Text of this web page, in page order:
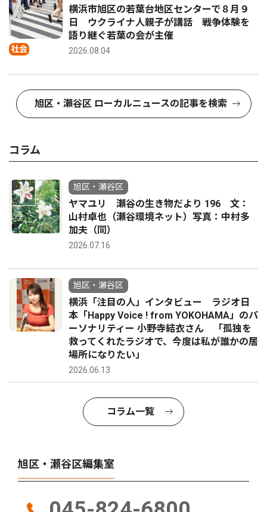
社会
横浜市旭区の若葉台地区センターで８月９
日 ウクライナ人親子が講話 戦争体験を
語り継ぐ若葉の会が主催
2026.08.04
旭区・瀬谷区 ローカルニュースの記事を検索
コラム
旭区・瀬谷区
ヤマユリ 瀬谷の生き物だより 196 文：
山村卓也（瀬谷環境ネット）写真：中村多
加夫（同）
2026.07.16
旭区・瀬谷区
横浜「注目の人」インタビュー ラジオ日
本「Happy Voice ! from YOKOHAMA」のパ
ーソナリティー 小野寺結衣さん 「孤独を
救ってくれたラジオで、今度は私が誰かの居
場所になりたい」
2026.06.13
コラム一覧
旭区・瀬谷区編集室